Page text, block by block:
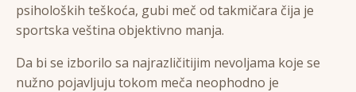
psiholoških teškoća, gubi meč od takmičara čija je
sportska veština objektivno manja.
Da bi se izborilo sa najrazličitijim nevoljama koje se
nužno pojavljuju tokom meča neophodno je